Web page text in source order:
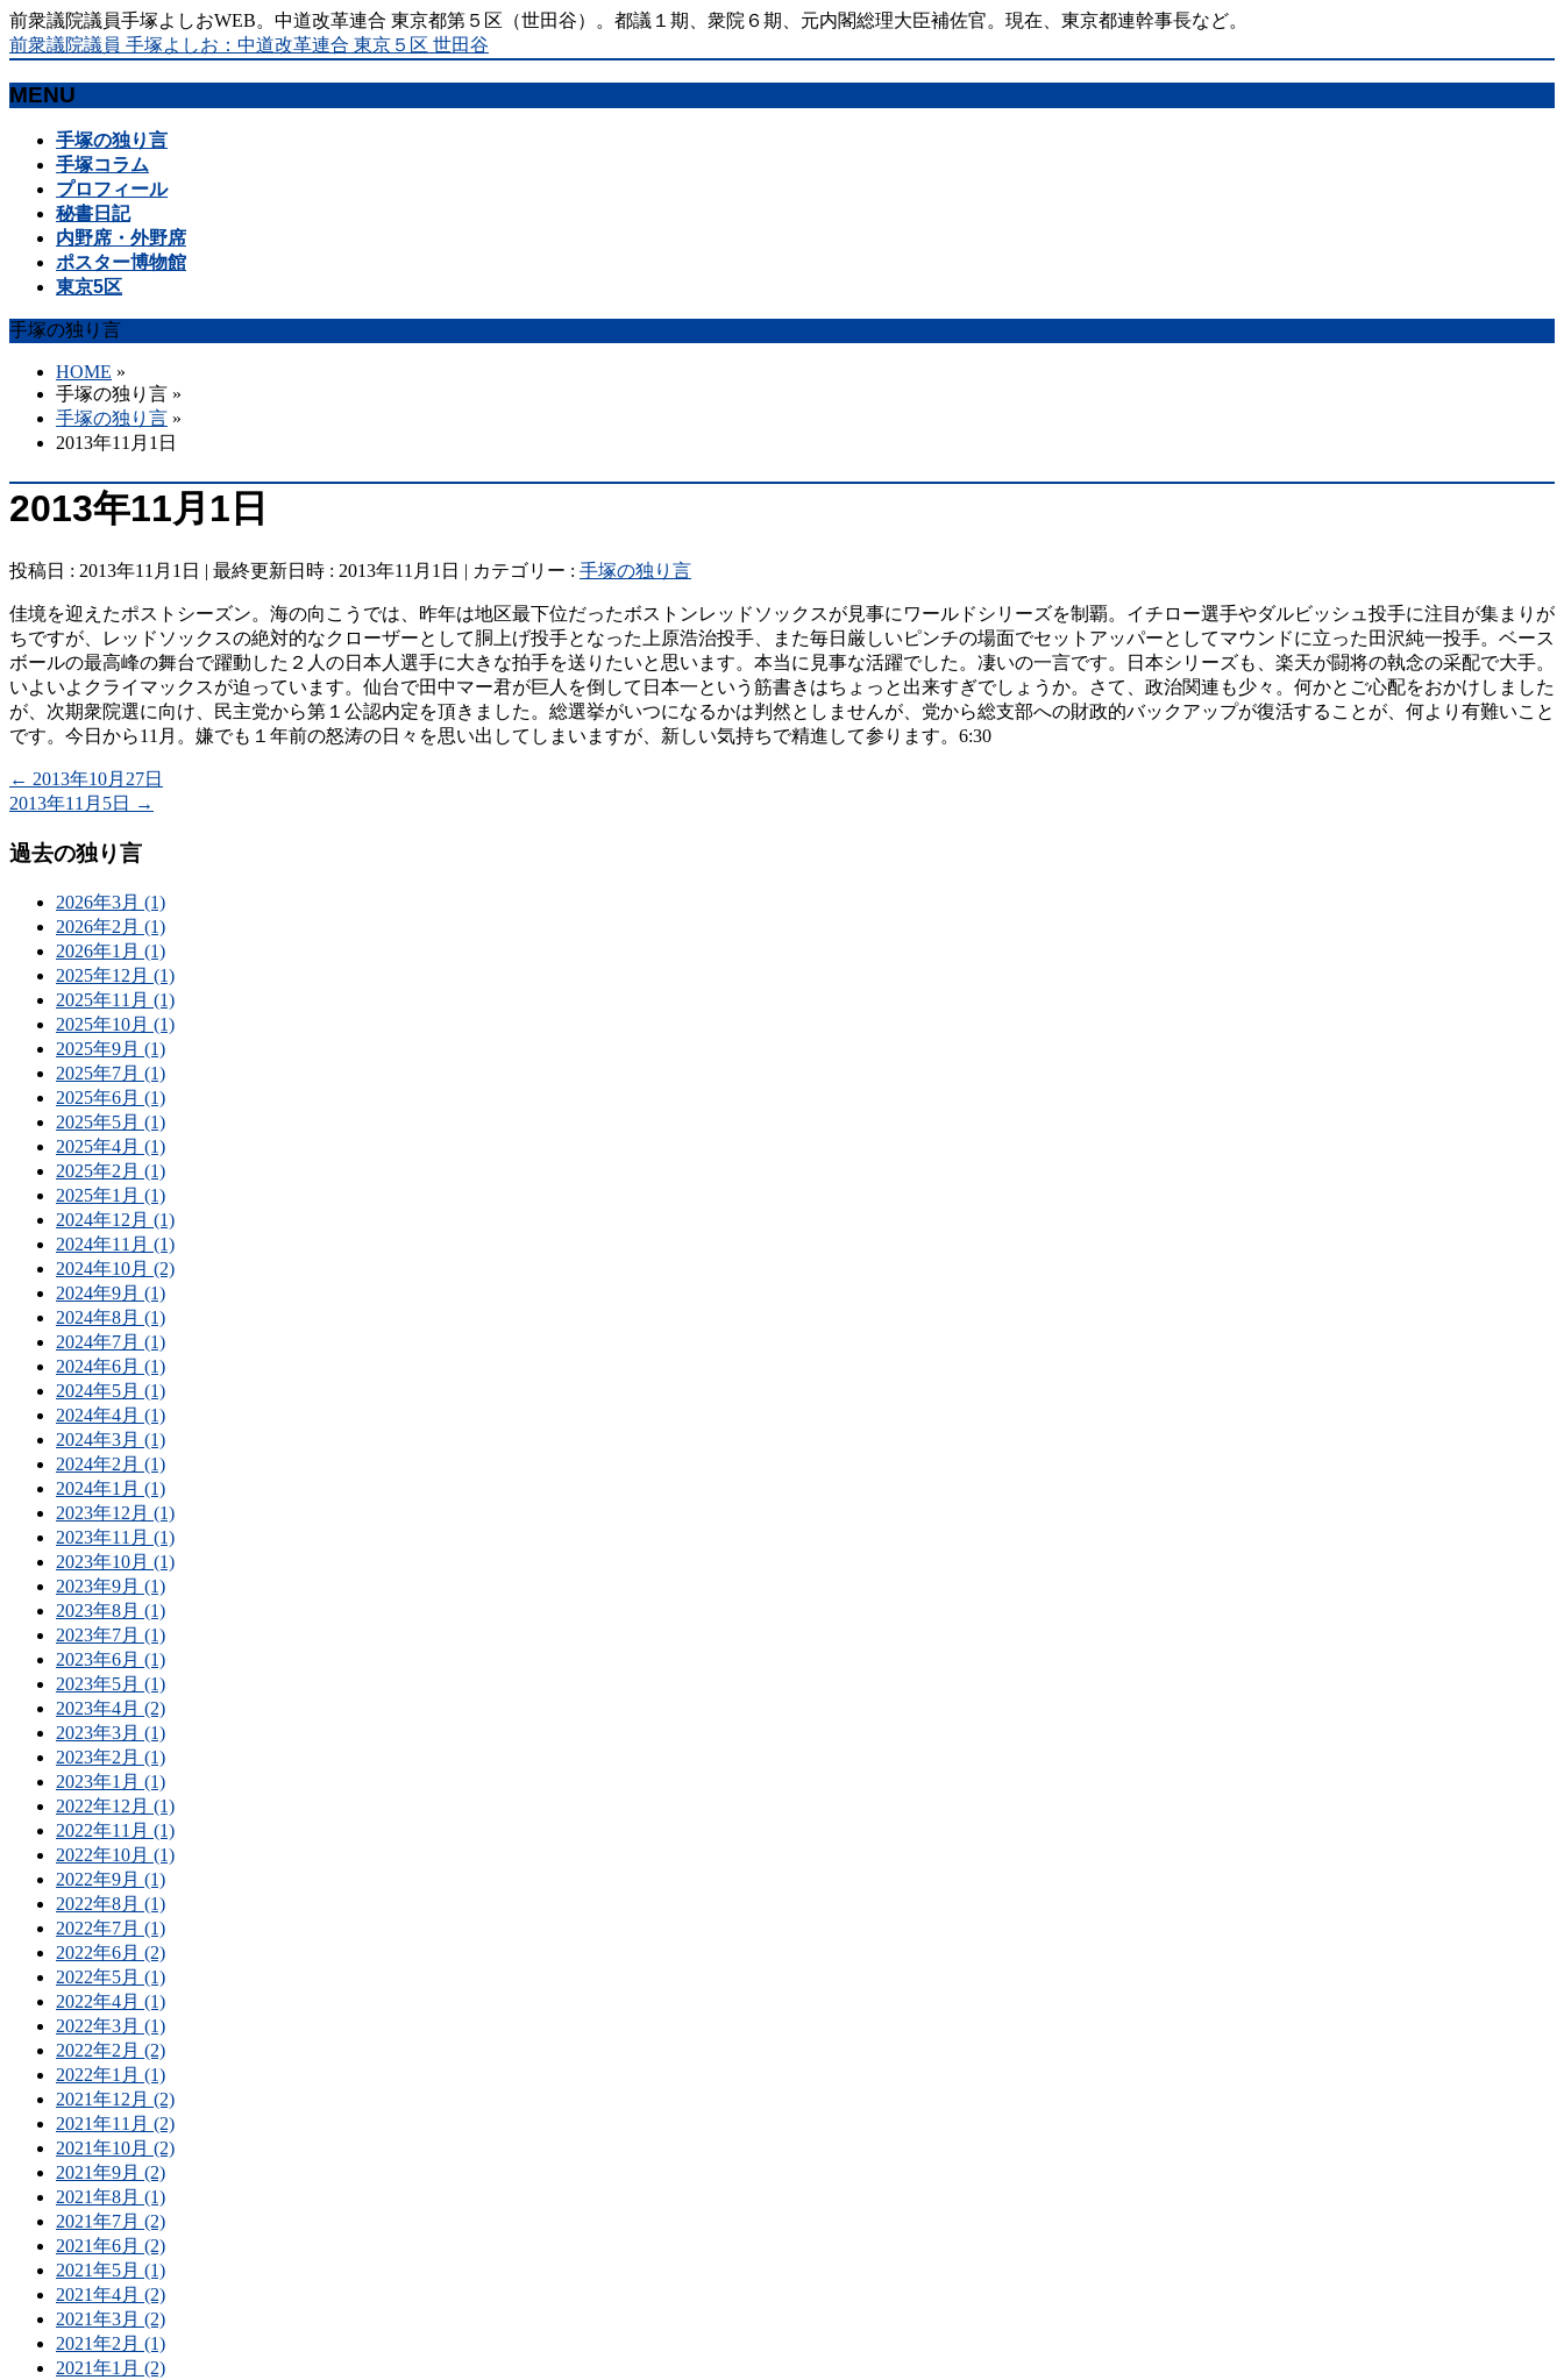
前衆議院議員手塚よしおWEB。中道改革連合 東京都第５区（世田谷）。都議１期、衆院６期、元内閣総理大臣補佐官。現在、東京都連幹事長など。
前衆議院議員 手塚よしお：中道改革連合 東京５区 世田谷
MENU
手塚の独り言
手塚コラム
プロフィール
秘書日記
内野席・外野席
ポスター博物館
東京5区
手塚の独り言
HOME »
手塚の独り言 »
手塚の独り言 »
2013年11月1日
2013年11月1日
投稿日 : 2013年11月1日 最終更新日時 : 2013年11月1日 カテゴリー : 手塚の独り言
佳境を迎えたポストシーズン。海の向こうでは、昨年は地区最下位だったボストンレッドソックスが見事にワールドシリーズを制覇。イチロー選手やダルビッシュ投手に注目が集まりが
ちですが、レッドソックスの絶対的なクローザーとして胴上げ投手となった上原浩治投手、また毎日厳しいピンチの場面でセットアッパーとしてマウンドに立った田沢純一投手。ベース
ボールの最高峰の舞台で躍動した２人の日本人選手に大きな拍手を送りたいと思います。本当に見事な活躍でした。凄いの一言です。日本シリーズも、楽天が闘将の執念の采配で大手。
いよいよクライマックスが迫っています。仙台で田中マー君が巨人を倒して日本一という筋書きはちょっと出来すぎでしょうか。さて、政治関連も少々。何かとご心配をおかけしました
が、次期衆院選に向け、民主党から第１公認内定を頂きました。総選挙がいつになるかは判然としませんが、党から総支部への財政的バックアップが復活することが、何より有難いこと
です。今日から11月。嫌でも１年前の怒涛の日々を思い出してしまいますが、新しい気持ちで精進して参ります。6:30
← 2013年10月27日
2013年11月5日
→
過去の独り言
2026年3月 (1)
2026年2月 (1)
2026年1月 (1)
2025年12月 (1)
2025年11月 (1)
2025年10月 (1)
2025年9月 (1)
2025年7月 (1)
2025年6月 (1)
2025年5月 (1)
2025年4月 (1)
2025年2月 (1)
2025年1月 (1)
2024年12月 (1)
2024年11月 (1)
2024年10月 (2)
2024年9月 (1)
2024年8月 (1)
2024年7月 (1)
2024年6月 (1)
2024年5月 (1)
2024年4月 (1)
2024年3月 (1)
2024年2月 (1)
2024年1月 (1)
2023年12月 (1)
2023年11月 (1)
2023年10月 (1)
2023年9月 (1)
2023年8月 (1)
2023年7月 (1)
2023年6月 (1)
2023年5月 (1)
2023年4月 (2)
2023年3月 (1)
2023年2月 (1)
2023年1月 (1)
2022年12月 (1)
2022年11月 (1)
2022年10月 (1)
2022年9月 (1)
2022年8月 (1)
2022年7月 (1)
2022年6月 (2)
2022年5月 (1)
2022年4月 (1)
2022年3月 (1)
2022年2月 (2)
2022年1月 (1)
2021年12月 (2)
2021年11月 (2)
2021年10月 (2)
2021年9月 (2)
2021年8月 (1)
2021年7月 (2)
2021年6月 (2)
2021年5月 (1)
2021年4月 (2)
2021年3月 (2)
2021年2月 (1)
2021年1月 (2)